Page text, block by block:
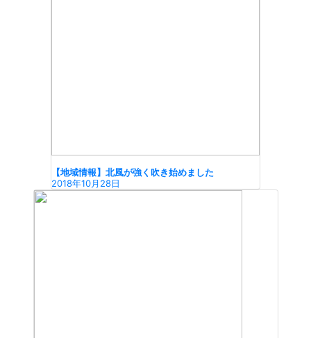
【地域情報】北風が強く吹き始めました
2018年10月28日